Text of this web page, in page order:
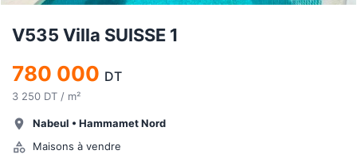
V535 Villa SUISSE 1
780 000 DT
3 250 DT / m²
Nabeul • Hammamet Nord
Maisons à vendre